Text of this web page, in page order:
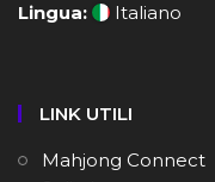
Lingua:
Italiano
LINK UTILI
Mahjong Connect